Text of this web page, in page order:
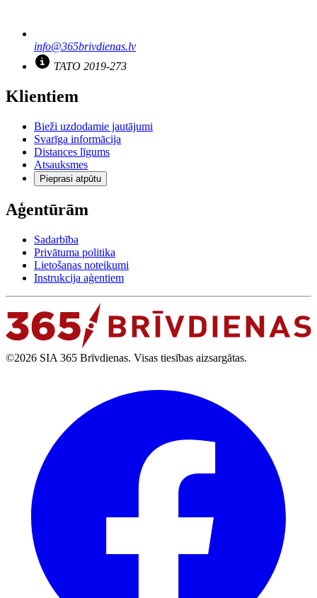
info@365brivdienas.lv
TATO 2019-273
Klientiem
Bieži uzdodamie jautājumi
Svarīga informācija
Distances līgums
Atsauksmes
Pieprasi atpūtu
Aģentūrām
Sadarbība
Privātuma politika
Lietošanas noteikumi
Instrukcija aģentiem
©2026 SIA 365 Brīvdienas. Visas tiesības aizsargātas.